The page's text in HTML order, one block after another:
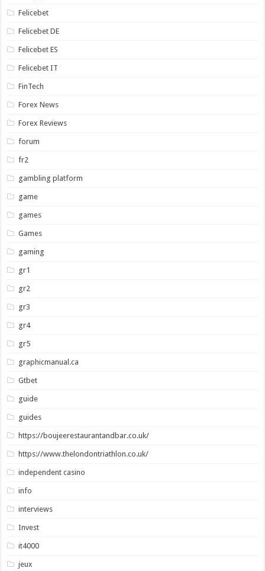
Felicebet
Felicebet DE
Felicebet ES
Felicebet IT
FinTech
Forex News
Forex Reviews
forum
fr2
gambling platform
game
games
Games
gaming
gr1
gr2
gr3
gr4
gr5
graphicmanual.ca
Gtbet
guide
guides
https://boujeerestaurantandbar.co.uk/
https://www.thelondontriathlon.co.uk/
independent casino
info
interviews
Invest
it4000
jeux